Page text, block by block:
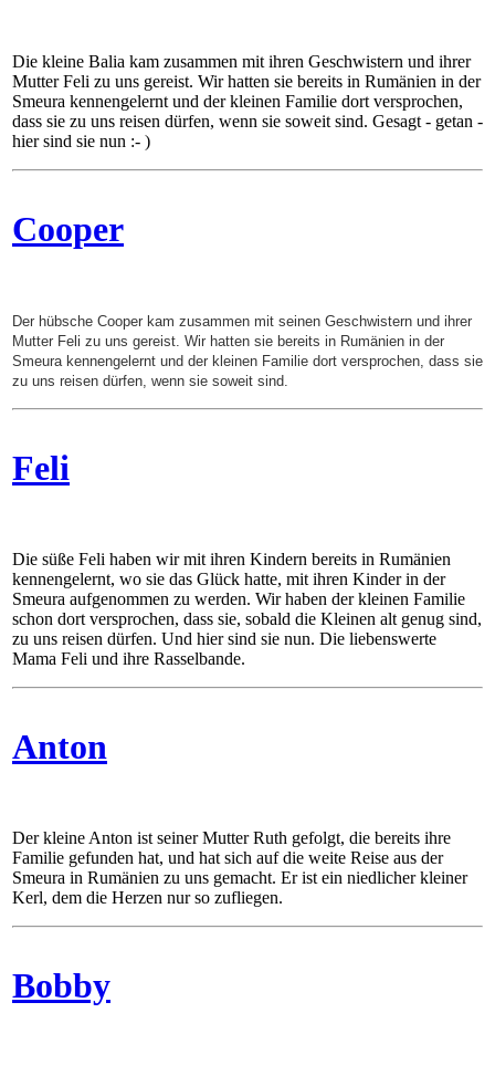
Die kleine Balia kam zusammen mit ihren Geschwistern und ihrer
Mutter Feli zu uns gereist. Wir hatten sie bereits in Rumänien in der
Smeura kennengelernt und der kleinen Familie dort versprochen,
dass sie zu uns reisen dürfen, wenn sie soweit sind. Gesagt - getan -
hier sind sie nun :- )
Cooper
Der hübsche Cooper kam zusammen mit seinen Geschwistern und ihrer
Mutter Feli zu uns gereist. Wir hatten sie bereits in Rumänien in der
Smeura kennengelernt und der kleinen Familie dort versprochen, dass sie
zu uns reisen dürfen, wenn sie soweit sind.
Feli
Die süße Feli haben wir mit ihren Kindern bereits in Rumänien
kennengelernt, wo sie das Glück hatte, mit ihren Kinder in der
Smeura aufgenommen zu werden. Wir haben der kleinen Familie
schon dort versprochen, dass sie, sobald die Kleinen alt genug sind,
zu uns reisen dürfen. Und hier sind sie nun. Die liebenswerte
Mama Feli und ihre Rasselbande.
Anton
Der kleine Anton ist seiner Mutter Ruth gefolgt, die bereits ihre
Familie gefunden hat, und hat sich auf die weite Reise aus der
Smeura in Rumänien zu uns gemacht. Er ist ein niedlicher kleiner
Kerl, dem die Herzen nur so zufliegen.
Bobby